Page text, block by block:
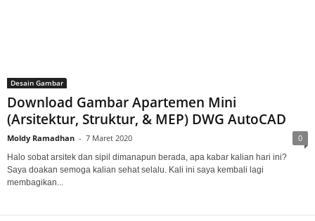
Desain Gambar
Download Gambar Apartemen Mini
(Arsitektur, Struktur, & MEP) DWG AutoCAD
Moldy Ramadhan - 7 Maret 2020 0
Halo sobat arsitek dan sipil dimanapun berada, apa kabar kalian hari ini?
Saya doakan semoga kalian sehat selalu. Kali ini saya kembali lagi
membagikan...